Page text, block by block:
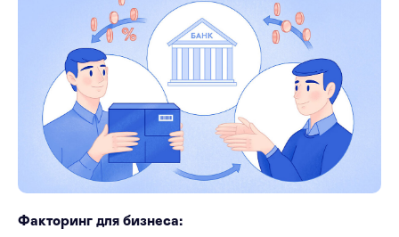
Факторинг для бизнеса: